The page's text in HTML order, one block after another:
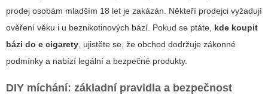
prodej osobám mladším 18 let je zakázán. Někteří prodejci vyžadují
ověření věku i u beznikotinových bází. Pokud se ptáte, kde koupit
bázi do e cigarety, ujistěte se, že obchod dodržuje zákonné
podmínky a nabízí legální a bezpečné produkty.
DIY míchání: základní pravidla a bezpečnost